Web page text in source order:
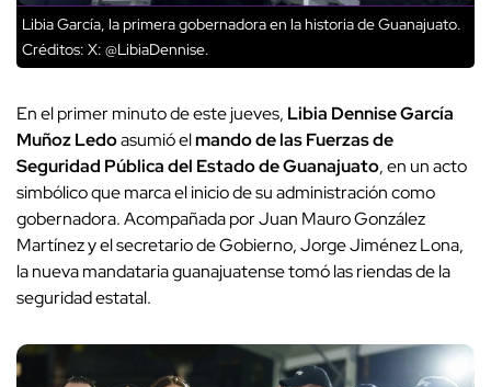
Libia García, la primera gobernadora en la historia de Guanajuato.
Créditos: X: @LibiaDennise.
En el primer minuto de este jueves, Libia Dennise García
Muñoz Ledoasumió elmando de las Fuerzas de
Seguridad Pública del Estado de Guanajuato, en un acto
simbólico que marca el inicio de su administración como
gobernadora. Acompañada por Juan Mauro González
Martínez y el secretario de Gobierno, Jorge Jiménez Lona,
la nueva mandataria guanajuatense tomó las riendas de la
seguridad estatal.